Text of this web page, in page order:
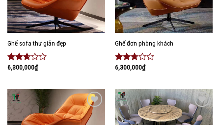
Ghế sofa thư giản đẹp
Được
2.52
5 sao
6,300,000₫
Ghế đơn phòng khách
Được
2.585
sao
6,300,000₫
Add to
wishlist
Add to
wishlist